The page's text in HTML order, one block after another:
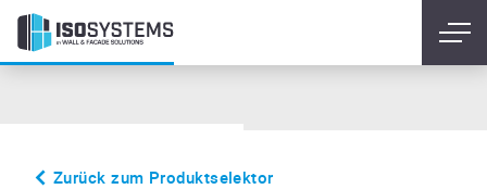
Zurück zum Produktselektor